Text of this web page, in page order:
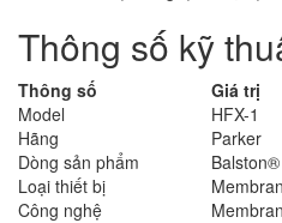
Thông số kỹ
Thông số
Giá trị
Model
HFX-1
Hãng
Parker
Dòng sản phẩm
Loại thiết bị
Công nghệ